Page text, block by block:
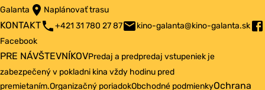
Galanta
Naplánovať trasu
KONTAKT +421 31 780 27 87
kino-galanta@kino-galanta.sk
Facebook
PRE NÁVŠTEVNÍKOVPredaj a predpredaj vstupeniek je
zabezpečený v pokladni kina vždy hodinu pred
premietaním.Organizačný poriadokObchodné podmienkyOchrana